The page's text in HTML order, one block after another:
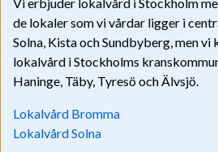
de lokaler som vi vårdar ligger i
Solna, Kista och Sundbyberg, men vi
lokalvård i Stockholms
Haninge, Täby, Tyresö och Älvsjö.
Lokalvård Bromma
Lokalvård Solna